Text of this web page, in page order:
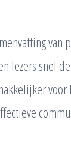
van
lezers snel